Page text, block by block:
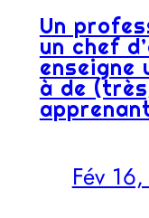
Un
un chef
enseigne
à de
Fév